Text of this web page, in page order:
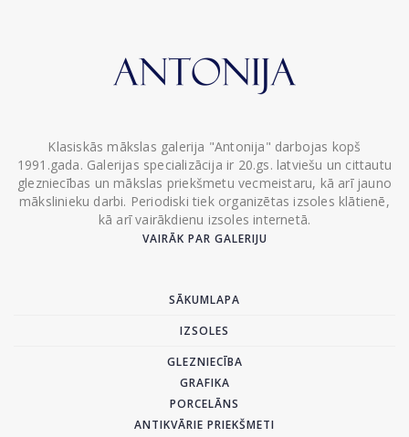
Klasiskās mākslas galerija "Antonija" darbojas kopš
1991.gada. Galerijas specializācija ir 20.gs. latviešu un cittautu
glezniecības un mākslas priekšmetu vecmeistaru, kā arī jauno
mākslinieku darbi. Periodiski tiek organizētas izsoles klātienē,
kā arī vairākdienu izsoles internetā.
VAIRĀK PAR GALERIJU
SĀKUMLAPA
IZSOLES
GLEZNIECĪBA
GRAFIKA
PORCELĀNS
ANTIKVĀRIE PRIEKŠMETI